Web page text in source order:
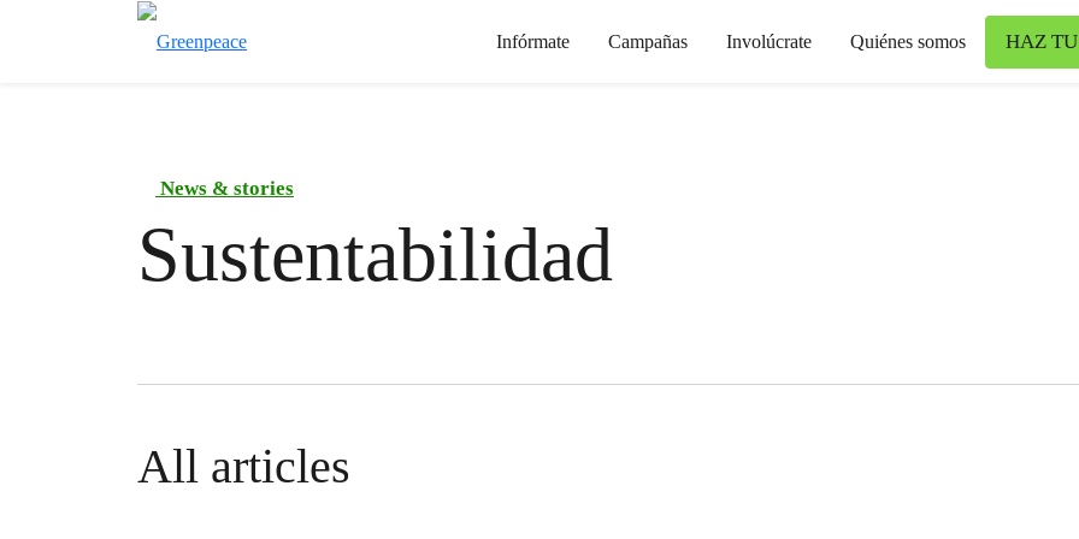
Infórmate Campañas Involúcrate Quiénes somos HAZ
News & stories
Sustentabilidad
All articles